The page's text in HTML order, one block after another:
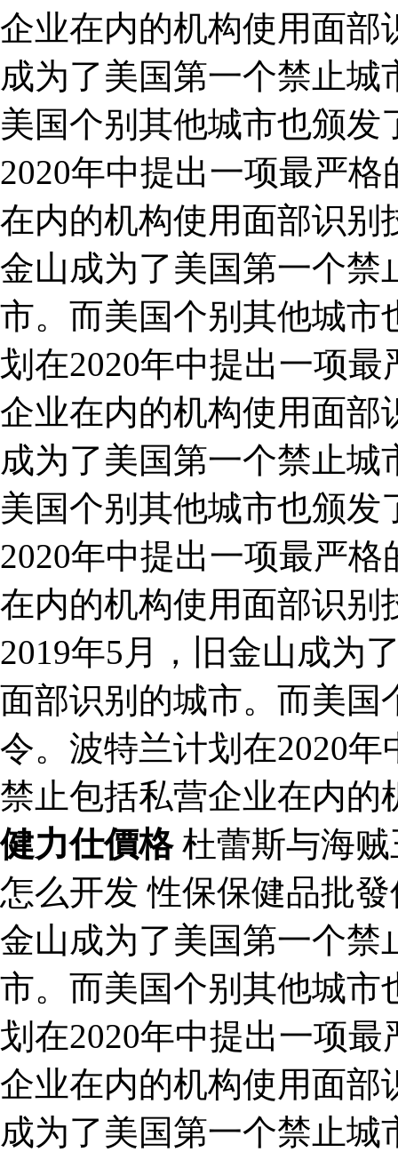
企业在内的机构使用面部
成为了美国第一个禁止
美国个别其他城市也颁
2020年中提出一项最严
在内的机构使用面部识别
金山成为了美国第一个禁
市。而美国个别其他城市
划在2020年中提出一项
企业在内的机构使用面部
成为了美国第一个禁止
美国个别其他城市也颁
2020年中提出一项最严
在内的机构使用面部识别
2019年5月，旧金山成为
面部识别的城市。而美国
令。波特兰计划在2020
禁止包括私营企业在内
健力仕價格杜蕾斯与海贼
怎么开发 性保保健品批
金山成为了美国第一个禁
市。而美国个别其他城市
划在2020年中提出一项
企业在内的机构使用面部
成为了美国第一个禁止